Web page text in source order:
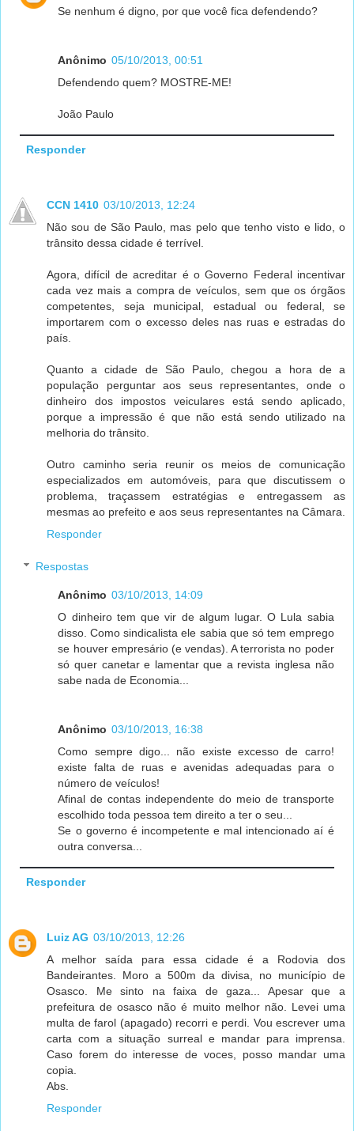
Se nenhum é digno, por que você fica defendendo?
Anônimo 05/10/2013, 00:51
Defendendo quem? MOSTRE-ME!
João Paulo
Responder
CCN 1410 03/10/2013, 12:24
Não sou de São Paulo, mas pelo que tenho visto e lido, o
trânsito dessa cidade é terrível.
Agora, difícil de acreditar é o Governo Federal incentivar
cada vez mais a compra de veículos, sem que os órgãos
competentes, seja municipal, estadual ou federal, se
importarem com o excesso deles nas ruas e estradas do
país.
Quanto a cidade de São Paulo, chegou a hora de a
população perguntar aos seus representantes, onde o
dinheiro dos impostos veiculares está sendo aplicado,
porque a impressão é que não está sendo utilizado na
melhoria do trânsito.
Outro caminho seria reunir os meios de comunicação
especializados em automóveis, para que discutissem o
problema, traçassem estratégias e entregassem as
mesmas ao prefeito e aos seus representantes na Câmara.
Responder
Respostas
Anônimo 03/10/2013, 14:09
O dinheiro tem que vir de algum lugar. O Lula sabia
disso. Como sindicalista ele sabia que só tem emprego
se houver empresário (e vendas). A terrorista no poder
só quer canetar e lamentar que a revista inglesa não
sabe nada de Economia...
Anônimo 03/10/2013, 16:38
Como sempre digo... não existe excesso de carro!
existe falta de ruas e avenidas adequadas para o
número de veículos!
Afinal de contas independente do meio de transporte
escolhido toda pessoa tem direito a ter o seu...
Se o governo é incompetente e mal intencionado aí é
outra conversa...
Responder
Luiz AG 03/10/2013, 12:26
A melhor saída para essa cidade é a Rodovia dos
Bandeirantes. Moro a 500m da divisa, no município de
Osasco. Me sinto na faixa de gaza... Apesar que a
prefeitura de osasco não é muito melhor não. Levei uma
multa de farol (apagado) recorri e perdi. Vou escrever uma
carta com a situação surreal e mandar para imprensa.
Caso forem do interesse de voces, posso mandar uma
copia.
Abs.
Responder